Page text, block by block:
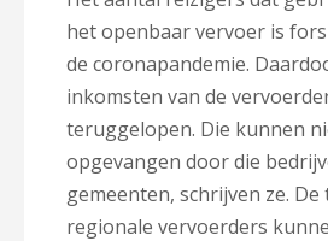
het openbaar vervoer is
de coronapandemie.
inkomsten van de
teruggelopen. Die kunnen
opgevangen door die
gemeenten, schrijven ze.
regionale vervoerders